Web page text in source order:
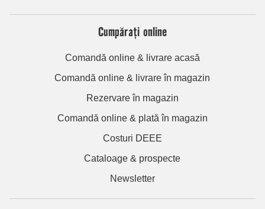
Cumpărați online
Comandă online & livrare acasă
Comandă online & livrare în magazin
Rezervare în magazin
Comandă online & plată în magazin
Costuri DEEE
Cataloage & prospecte
Newsletter